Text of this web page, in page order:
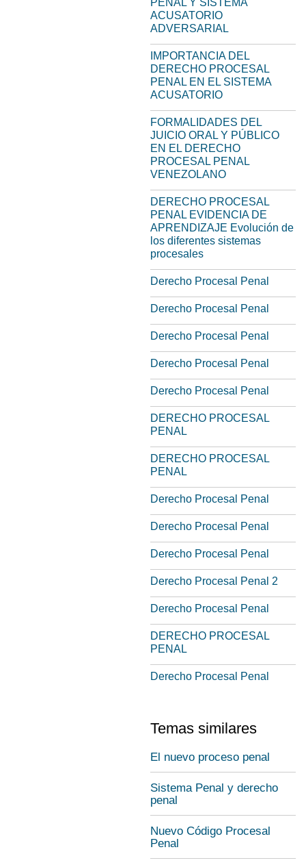
PENAL Y SISTEMA
ACUSATORIO
ADVERSARIAL
IMPORTANCIA DEL
DERECHO PROCESAL
PENAL EN EL SISTEMA
ACUSATORIO
FORMALIDADES DEL
JUICIO ORAL Y PÚBLICO
EN EL DERECHO
PROCESAL PENAL
VENEZOLANO
DERECHO PROCESAL
PENAL EVIDENCIA DE
APRENDIZAJE Evolución de
los diferentes sistemas
procesales
Derecho Procesal Penal
Derecho Procesal Penal
Derecho Procesal Penal
Derecho Procesal Penal
Derecho Procesal Penal
DERECHO PROCESAL
PENAL
DERECHO PROCESAL
PENAL
Derecho Procesal Penal
Derecho Procesal Penal
Derecho Procesal Penal
Derecho Procesal Penal 2
Derecho Procesal Penal
DERECHO PROCESAL
PENAL
Derecho Procesal Penal
Temas similares
El nuevo proceso penal
Sistema Penal y derecho
penal
Nuevo Código Procesal
Penal